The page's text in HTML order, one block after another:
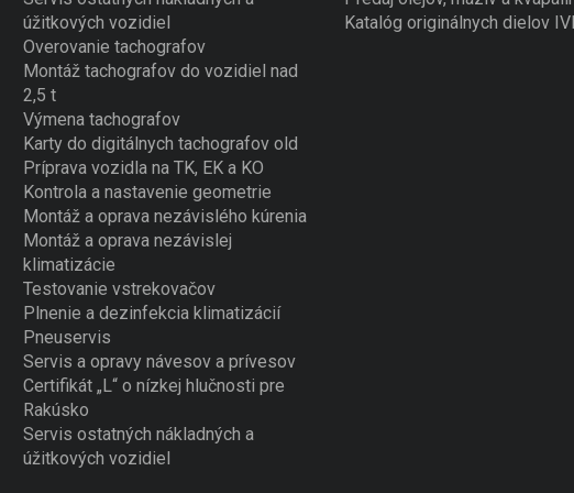
úžitkových vozidiel
Overovanie tachografov
Montáž tachografov do vozidiel nad
2,5 t
Výmena tachografov
Karty do digitálnych tachografov old
Príprava vozidla na TK, EK a KO
Kontrola a nastavenie geometrie
Montáž a oprava nezávislého kúrenia
Montáž a oprava nezávislej
klimatizácie
Testovanie vstrekovačov
Plnenie a dezinfekcia klimatizácií
Pneuservis
Servis a opravy návesov a prívesov
Certifikát „L“ o nízkej hlučnosti pre
Rakúsko
Servis ostatných nákladných a
úžitkových vozidiel
Katalóg originálnych dielov